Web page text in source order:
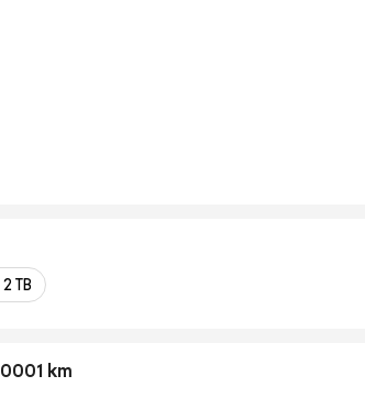
2 TB
km